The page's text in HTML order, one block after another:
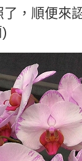
，順便來